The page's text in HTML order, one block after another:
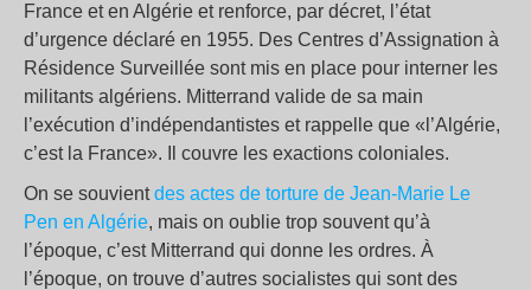
France et en Algérie et renforce, par décret, l’état
d’urgence déclaré en 1955. Des Centres d’Assignation à
Résidence Surveillée sont mis en place pour interner les
militants algériens. Mitterrand valide de sa main
l’exécution d’indépendantistes et rappelle que «l’Algérie,
c’est la France». Il couvre les exactions coloniales.
On se souvientdes actes de torture de Jean-Marie Le
Pen en Algérie, mais on oublie trop souvent qu’à
l’époque, c’est Mitterrand qui donne les ordres. À
l’époque, on trouve d’autres socialistes qui sont des